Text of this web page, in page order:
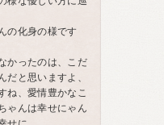
の化身の様です
かったのは、こだ
だと思いますよ、
ね、愛情豊かなこ
ゃんは幸せにゃん